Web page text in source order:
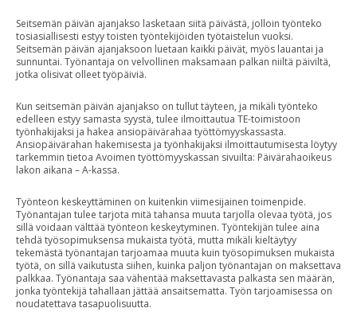
Seitsemän päivän ajanjakso lasketaan siitä päivästä, jolloin työnteko
tosiasiallisesti estyy toisten työntekijöiden työtaistelun vuoksi.
Seitsemän päivän ajanjaksoon luetaan kaikki päivät, myös lauantai ja
sunnuntai. Työnantaja on velvollinen maksamaan palkan niiltä päiviltä,
jotka olisivat olleet työpäiviä.
Kun seitsemän päivän ajanjakso on tullut täyteen, ja mikäli työnteko
edelleen estyy samasta syystä, tulee ilmoittautua TE-toimistoon
työnhakijaksi ja hakea ansiopäivärahaa työttömyyskassasta.
Ansiopäivärahan hakemisesta ja työnhakijaksi ilmoittautumisesta löytyy
tarkemmin tietoa Avoimen työttömyyskassan sivuilta: Päivärahaoikeus
lakon aikana – A-kassa.
Työnteon keskeyttäminen on kuitenkin viimesijainen toimenpide.
Työnantajan tulee tarjota mitä tahansa muuta tarjolla olevaa työtä, jos
sillä voidaan välttää työnteon keskeytyminen. Työntekijän tulee aina
tehdä työsopimuksensa mukaista työtä, mutta mikäli kieltäytyy
tekemästä työnantajan tarjoamaa muuta kuin työsopimuksen mukaista
työtä, on sillä vaikutusta siihen, kuinka paljon työnantajan on maksettava
palkkaa. Työnantaja saa vähentää maksettavasta palkasta sen määrän,
jonka työntekijä tahallaan jättää ansaitsematta. Työn tarjoamisessa on
noudatettava tasapuolisuutta.